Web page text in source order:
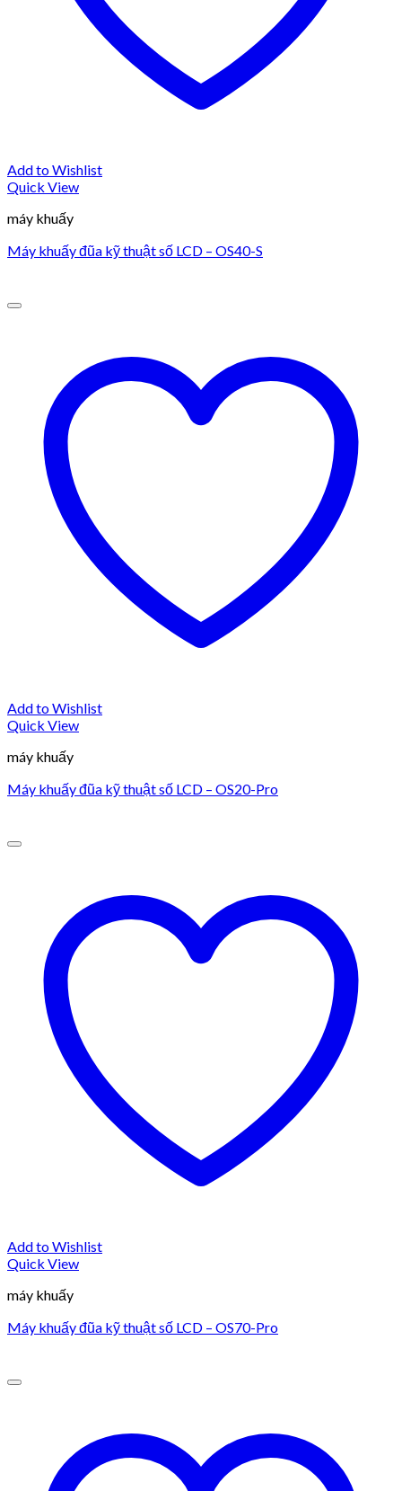
Add to Wishlist
Quick View
máy khuấy
Máy khuấy đũa kỹ thuật số LCD – OS40-S
Add to Wishlist
Quick View
máy khuấy
Máy khuấy đũa kỹ thuật số LCD – OS20-Pro
Add to Wishlist
Quick View
máy khuấy
Máy khuấy đũa kỹ thuật số LCD – OS70-Pro